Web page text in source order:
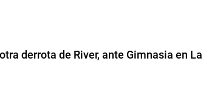
derrota de River, ante Gimnasia en La